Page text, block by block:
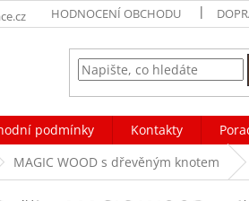
HODNOCENÍ OBCHODU
podmínky Kontakty
MAGIC WOOD s dřevěným knotem